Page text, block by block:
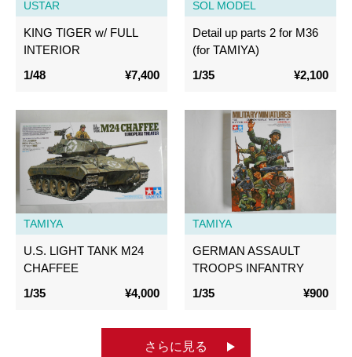
USTAR
KING TIGER w/ FULL
INTERIOR
1/48
¥7,400
SOL MODEL
Detail up parts 2 for M36
(for TAMIYA)
1/35
¥2,100
TAMIYA
U.S. LIGHT TANK M24
CHAFFEE
1/35
¥4,000
TAMIYA
GERMAN ASSAULT
TROOPS INFANTRY
1/35
¥900
さらに見る